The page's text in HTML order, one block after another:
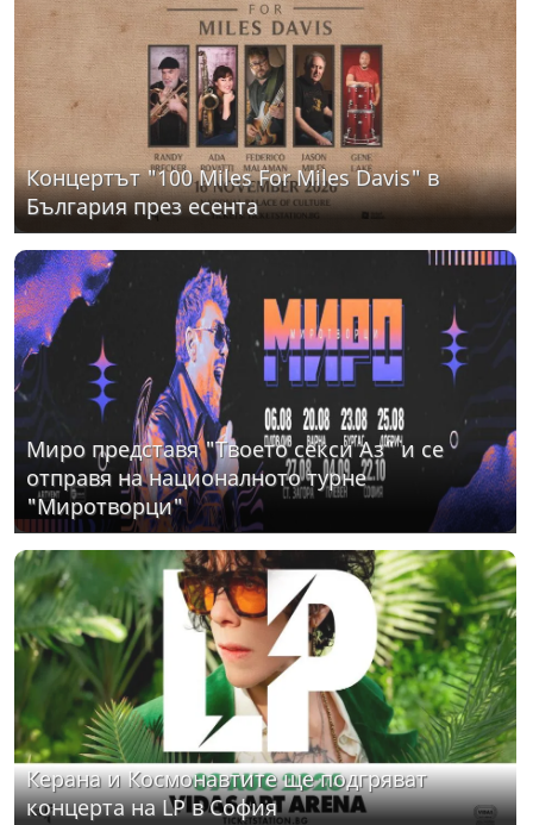
Концертът "100 Miles For Miles Davis" в
България през есента
Миро представя "Твоето секси Аз" и се
отправя на националното турне
"Миротворци"
Керана и Космонавтите ще подгряват
концерта на LP в София